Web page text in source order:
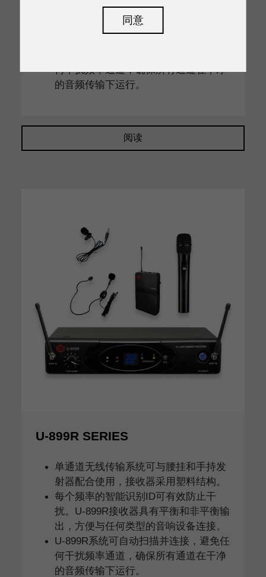
每个频率的智能识别ID可有效防止干
扰。D-899R接收器具有平衡和非平衡输
何干扰频率通道，确保所有通道在干净
的音频传输下运行。
阅读
U-899R SERIES
单通道无线传输系统可与腰挂和手持发
射器配合使用，接收器采用塑料结构。
每个频率的智能识别ID可有效防止干
扰。U-899R接收器具有平衡和非平衡输
出，方便与任何类型的音响设备连接。
U-899R系统可自动扫描并连接，避免任
何干扰频率通道，确保所有通道在干净
的音频传输下运行。
同意